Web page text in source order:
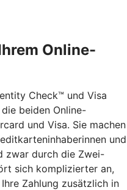
Online-
Check™ und Visa
beiden Online-
und Visa. Sie machen
und
zwar durch die Zwei-
sich komplizierter an,
Zahlung zusätzlich in